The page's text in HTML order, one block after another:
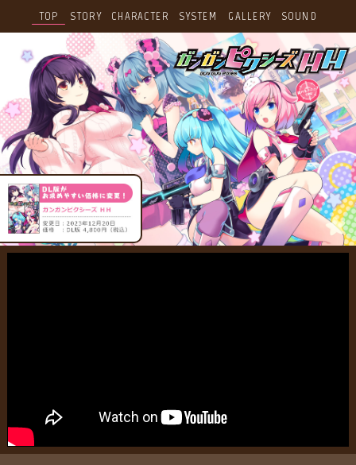
TOP STORY CHARACTER SYSTEM GALLERY SOUND